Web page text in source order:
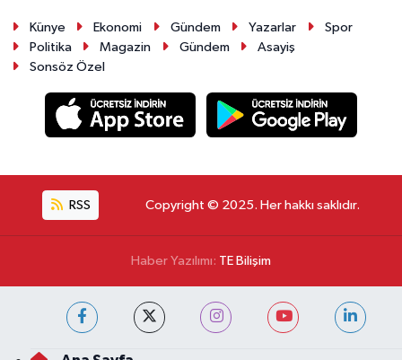
Künye
Spor
Magazin
Asayiş
RSS Copyright © 2025. Her hakkı saklıdır.
TE Bilişim